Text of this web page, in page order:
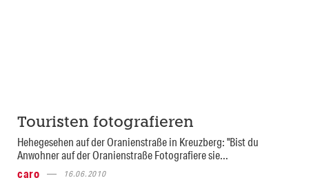
Touristen fotografieren
Hehegesehen auf der Oranienstraße in Kreuzberg: "Bist du
Anwohner auf der Oranienstraße Fotografiere sie...
caro
16.06.2010